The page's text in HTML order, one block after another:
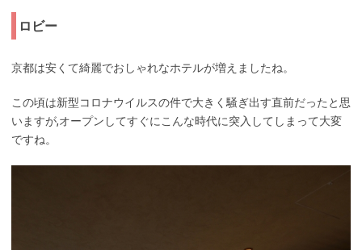
ロビー
京都は安くて綺麗でおしゃれなホテルが増えましたね。
この頃は新型コロナウイルスの件で大きく騒ぎ出す直前だったと思
いますが,オープンしてすぐにこんな時代に突入してしまって大変
ですね。